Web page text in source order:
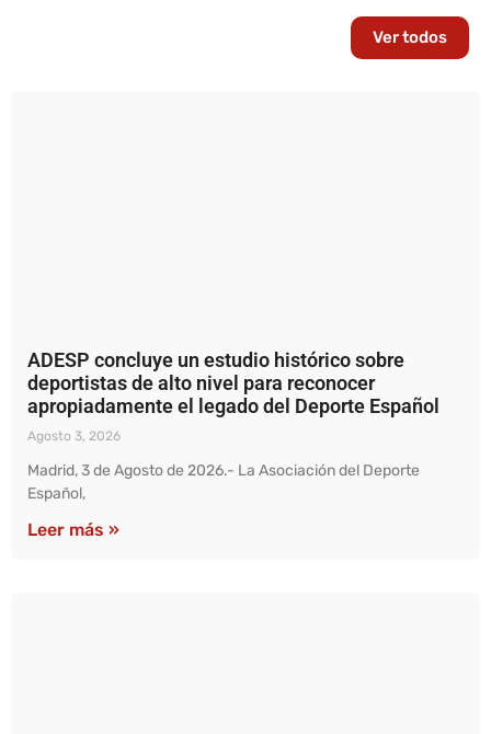
Ver todos
ADESP concluye un estudio histórico sobre
deportistas de alto nivel para reconocer
apropiadamente el legado del Deporte Español
Agosto 3, 2026
Madrid, 3 de Agosto de 2026.- La Asociación del Deporte
Español,
Leer más »